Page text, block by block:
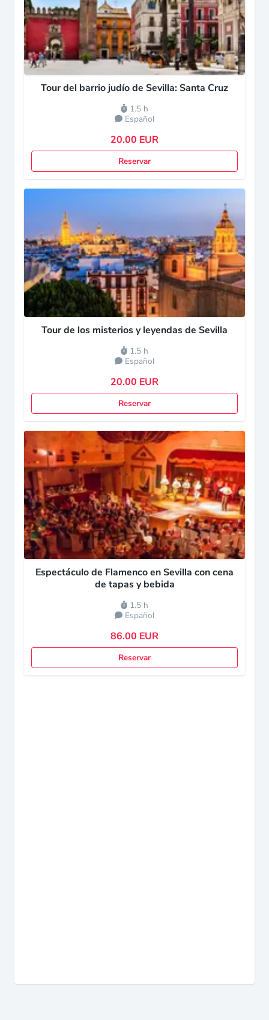
Tour del barrio judío de Sevilla: Santa Cruz
1.5 h
Español
20.00 EUR
Reservar
Tour de los misterios y leyendas de Sevilla
1.5 h
Español
20.00 EUR
Reservar
Espectáculo de Flamenco en Sevilla con cena
de tapas y bebida
1.5 h
Español
86.00 EUR
Reservar